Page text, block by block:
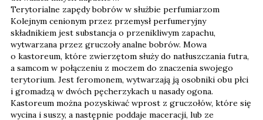
Terytorialne zapędy bobrów w służbie perfumiarzom
Kolejnym cenionym przez przemysł perfumeryjny
składnikiem jest substancja o przenikliwym zapachu,
wytwarzana przez gruczoły analne bobrów. Mowa
o kastoreum, które zwierzętom służy do natłuszczania futra,
a samcom w połączeniu z moczem do znaczenia swojego
terytorium. Jest feromonem, wytwarzają ją osobniki obu płci
i gromadzą w dwóch pęcherzykach u nasady ogona.
Kastoreum można pozyskiwać wprost z gruczołów, które się
wycina i suszy, a następnie poddaje maceracji, lub ze